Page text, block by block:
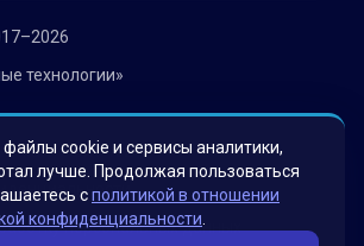
технологии»
1, офис 402
персональных данных
cookie и сервисы аналитики,
лучше. Продолжая пользоваться
сполитикой в отношении
конфиденциальности